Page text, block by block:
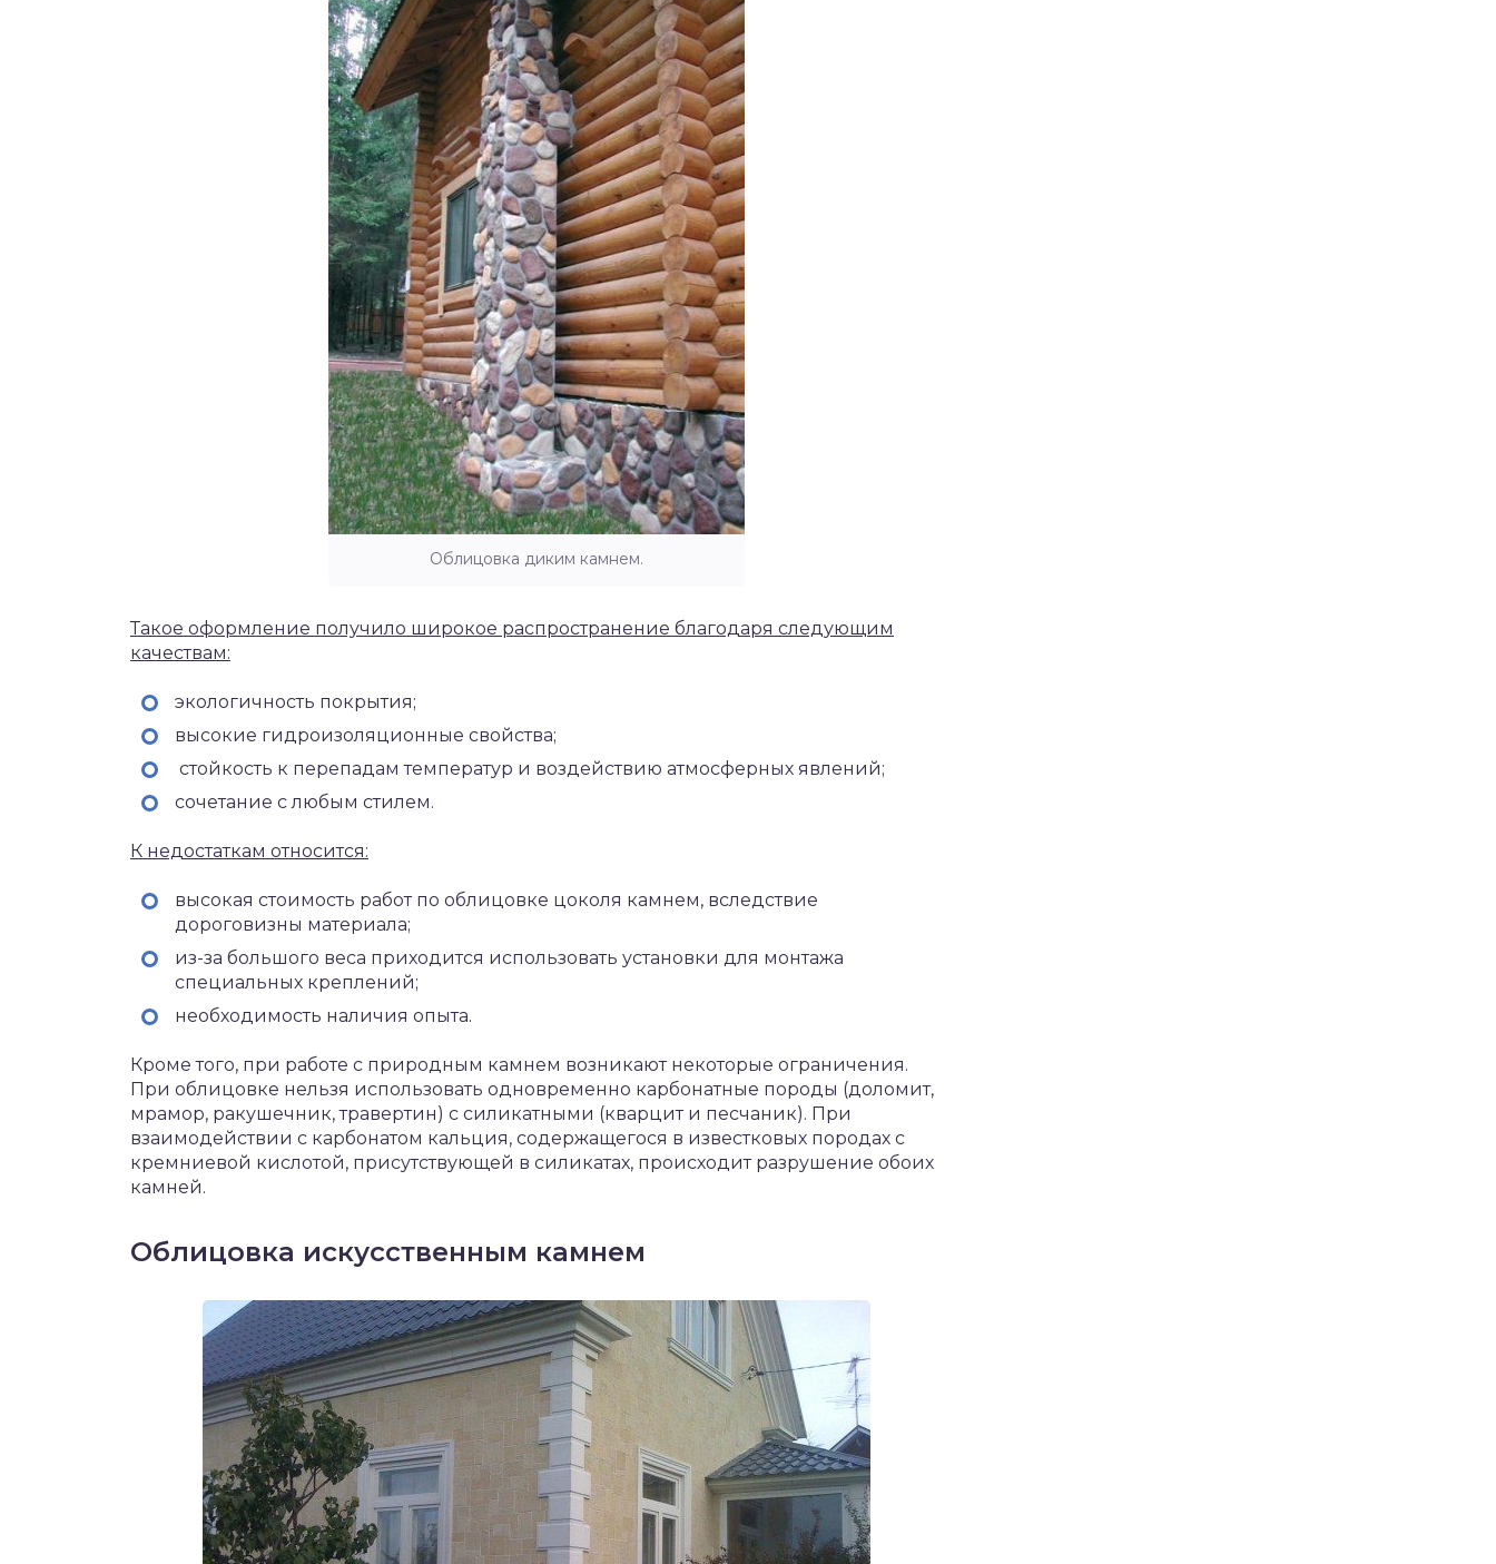
Облицовка диким камнем.
Такое оформление получило широкое распространение благодаря следующим
качествам:
экологичность покрытия;
высокие гидроизоляционные свойства;
стойкость к перепадам температур и воздействию атмосферных явлений;
сочетание с любым стилем.
К недостаткам относится:
высокая стоимость работ по облицовке цоколя камнем, вследствие
дороговизны материала;
из-за большого веса приходится использовать установки для монтажа
специальных креплений;
необходимость наличия опыта.
Кроме того, при работе с природным камнем возникают некоторые ограничения.
При облицовке нельзя использовать одновременно карбонатные породы (доломит,
мрамор, ракушечник, травертин) с силикатными (кварцит и песчаник). При
взаимодействии с карбонатом кальция, содержащегося в известковых породах с
кремниевой кислотой, присутствующей в силикатах, происходит разрушение обоих
камней.
Облицовка искусственным камнем